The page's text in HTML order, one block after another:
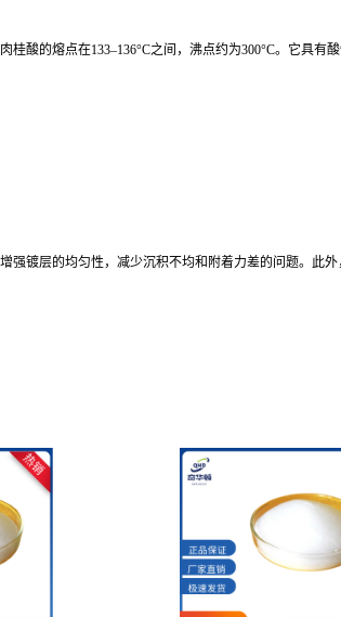
酸的熔点在133–136°C之间，沸点约为300°C。它具有
镀层的均匀性，减少沉积不均和附着力差的问题。此